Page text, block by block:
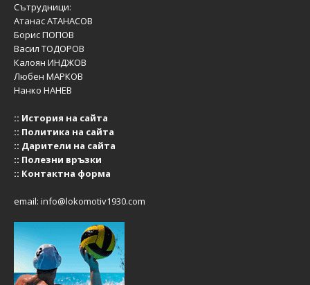
Сътрудници:
Атанас АТАНАСОВ
Борис ПОПОВ
Васил ТОДОРОВ
Калоян ИНДЖОВ
Любен МАРКОВ
Нанко НАНЕВ
:: История на сайта
:: Политика на сайта
:: Дарители на сайта
:: Полезни връзки
:: Контактна форма
email: info@lokomotiv1930.com